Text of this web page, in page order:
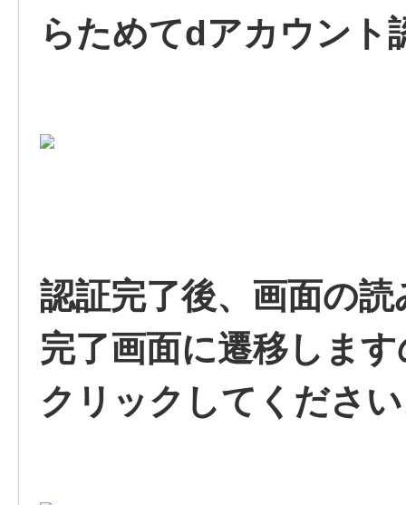
らためてdアカウント
認証完了後、画面の
完了画面に遷移しま
クリックしてくださ